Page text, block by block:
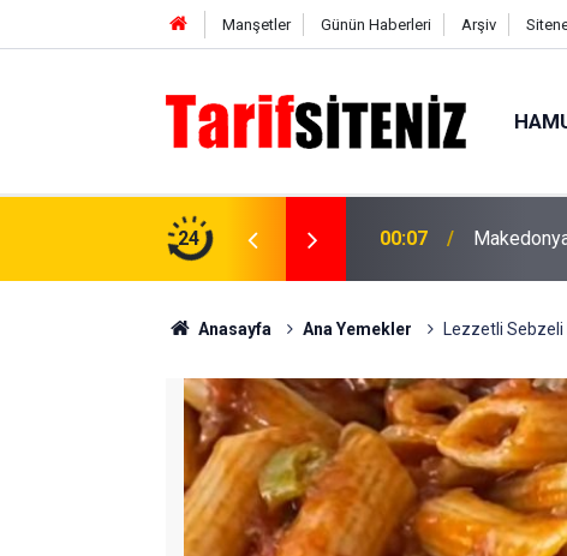
Manşetler Günün Haberleri Arşiv
24
tarifi, enfes ve lezzetli 00:07
Anasayfa Ana Yemekler Lezzetli